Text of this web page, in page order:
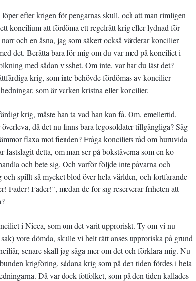
efter krigen för pengarnas skull, och att man rimligen
koncilium att fördöma ett regelrätt krig eller lydnad för
och en åsna, jag som säkert också värderar koncilier
det. Berätta bara för mig om du var med på konciliet i
med sådan visshet. Om inte, var har du läst det?
krig, som inte behövde fördömas av koncilier
som är varken kristna eller koncilier.
krig, måste han ta vad han kan få. Om, emellertid,
då det nu finns bara legosoldater tillgängliga? Säg
flaxa mot fienden? Fråga konciliets råd om huruvida
detta, om man ser på bokstäverna som en ko
och bete sig. Och varför följde inte påvarna och
och spillt så mycket blod över hela världen, och fortfarande
Fäder! Fäder!”, medan de för sig reserverar friheten att
i Nicea, som om det varit upproriskt. Ty om vi nu
vore dömda, skulle vi helt rätt anses upproriska på grund
senare skall jag säga mer om det och förklara mig. Nu
krigföring, sådana krig som på den tiden fördes i hela
Då var dock fotfolket, som på den tiden kallades